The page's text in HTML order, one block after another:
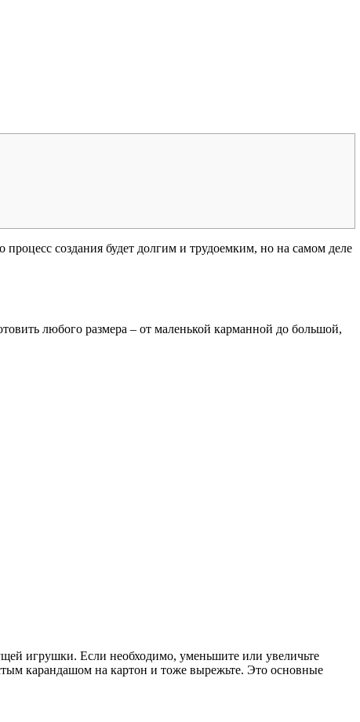
процесс создания будет долгим и трудоемким, но на самом деле
любого размера – от маленькой карманной до большой,
игрушки. Если необходимо, уменьшите или увеличьте
карандашом на картон и тоже вырежьте. Это основные